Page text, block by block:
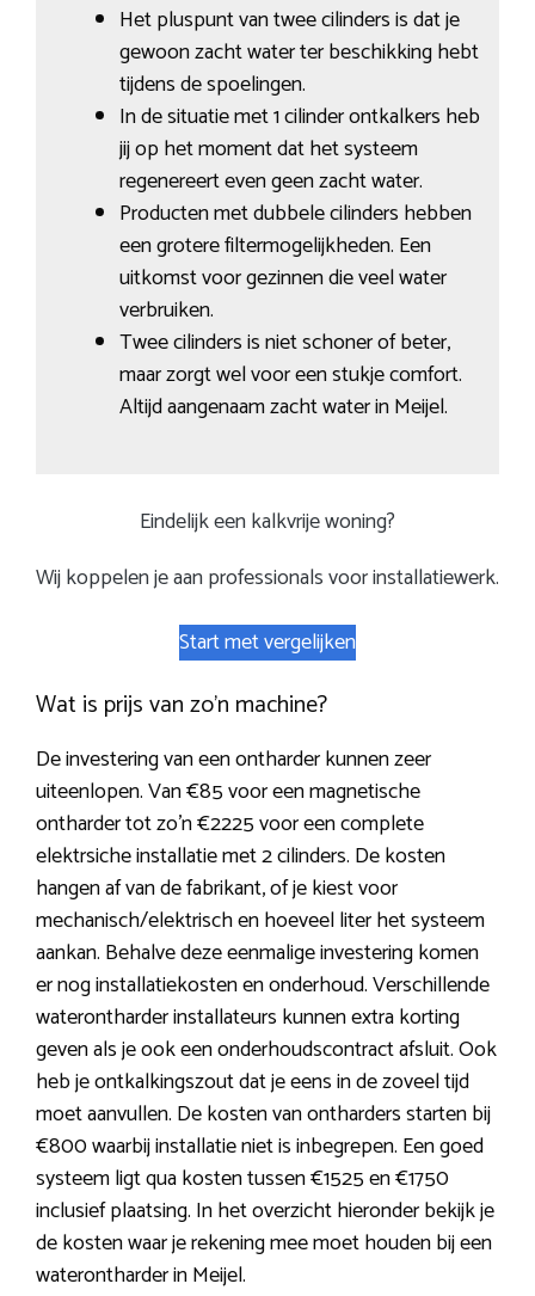
Het pluspunt van twee cilinders is dat je
gewoon zacht water ter beschikking hebt
tijdens de spoelingen.
In de situatie met 1 cilinder ontkalkers heb
jij op het moment dat het systeem
regenereert even geen zacht water.
Producten met dubbele cilinders hebben
een grotere filtermogelijkheden. Een
uitkomst voor gezinnen die veel water
verbruiken.
Twee cilinders is niet schoner of beter,
maar zorgt wel voor een stukje comfort.
Altijd aangenaam zacht water in Meijel.
Eindelijk een kalkvrije woning?
Wij koppelen je aan professionals voor installatiewerk.
Start met vergelijken
Wat is prijs van zo’n machine?
De investering van een ontharder kunnen zeer
uiteenlopen. Van €85 voor een magnetische
ontharder tot zo’n €2225 voor een complete
elektrsiche installatie met 2 cilinders. De kosten
hangen af van de fabrikant, of je kiest voor
mechanisch/elektrisch en hoeveel liter het systeem
aankan. Behalve deze eenmalige investering komen
er nog installatiekosten en onderhoud. Verschillende
waterontharder installateurs kunnen extra korting
geven als je ook een onderhoudscontract afsluit. Ook
heb je ontkalkingszout dat je eens in de zoveel tijd
moet aanvullen. De kosten van ontharders starten bij
€800 waarbij installatie niet is inbegrepen. Een goed
systeem ligt qua kosten tussen €1525 en €1750
inclusief plaatsing. In het overzicht hieronder bekijk je
de kosten waar je rekening mee moet houden bij een
waterontharder in Meijel.